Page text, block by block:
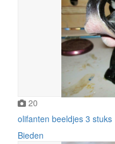
20
olifanten beeldjes 3 stuks
Bieden